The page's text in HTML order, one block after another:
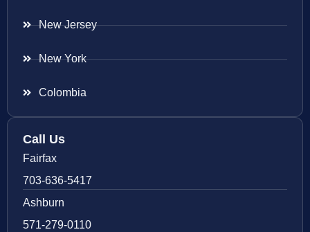
New Jersey
New York
Colombia
Call Us
Fairfax
703-636-5417
Ashburn
571-279-0110